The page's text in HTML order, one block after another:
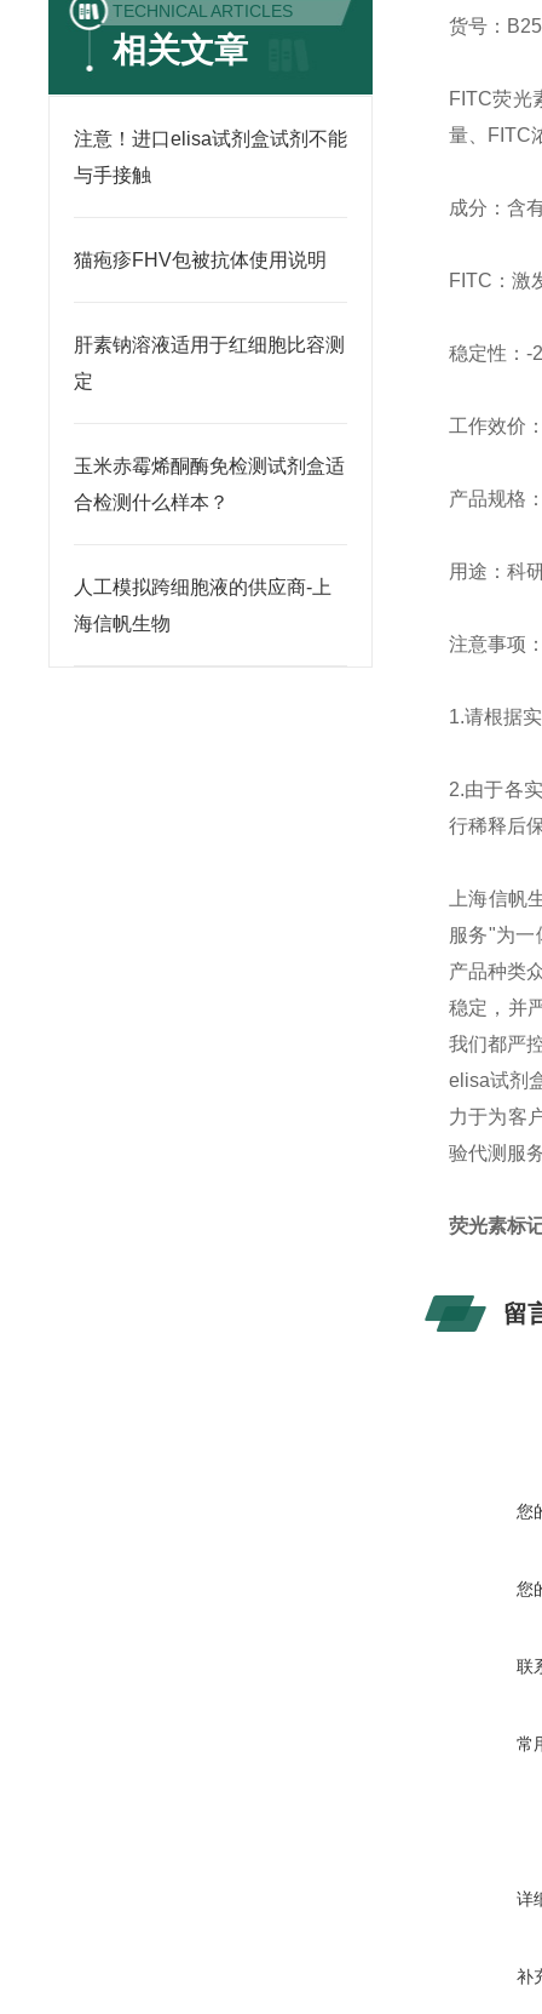
TECHNICAL ARTICLES
相关文章
注意！进口elisa试剂盒试剂不能
与手接触
猫疱疹FHV包被抗体使用说明
肝素钠溶液适用于红细胞比容测
定
玉米赤霉烯酮酶免检测试剂盒适
合检测什么样本？
人工模拟跨细胞液的供应商-上
海信帆生物
货号：
FITC荧光
量、FITC
成分：含
FITC：激
稳定性：-
工作效价
产品规格
用途：科
注意事项
1.请根据
2.由于各
行稀释后
上海信帆
服务"为一
产品种类
稳定，并
我们都严
elisa试剂
力于为客
验代测服
荧光素标
留
您
您
联
常
详
补